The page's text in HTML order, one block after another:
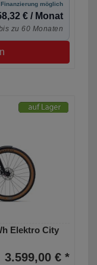
Finanzierung möglich
€ / Monat
zu 60 Monaten
Elektro City
3.599,00 € *